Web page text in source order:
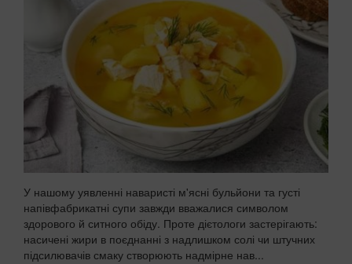
У нашому уявленні наваристі м'ясні бульйони та густі
напівфабрикатні супи завжди вважалися символом
здорового й ситного обіду. Проте дієтологи застерігають:
насичені жири в поєднанні з надлишком солі чи штучних
підсилювачів смаку створюють надмірне нав...